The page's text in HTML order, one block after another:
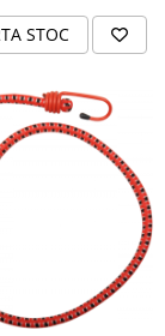
STOC